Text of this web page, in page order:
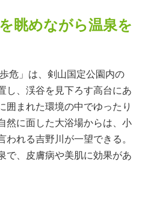
眺めながら温泉を
危」は、剣山国定公園内の
し、渓谷を見下ろす高台にあ
囲まれた環境の中でゆったり
然に面した大浴場からは、小
れる吉野川が一望できる。
で、皮膚病や美肌に効果があ